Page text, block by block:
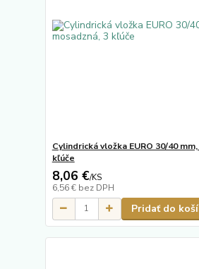
Cylindrická vložka EURO 30/40
kľúče
8,06 €/KS
6,56 € bez DPH
Pridať do